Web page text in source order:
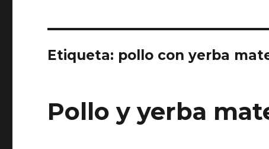
Etiqueta: pollo con yerba
Pollo y yerba